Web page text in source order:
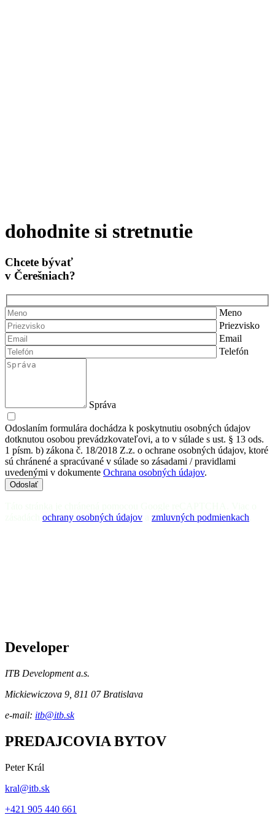
dohodnite si stretnutie
Chcete bývať
v Čerešniach?
Meno
Priezvisko
Email
Telefón
Správa
Odoslaním formulára dochádza k poskytnutiu osobných údajov
dotknutou osobou prevádzkovateľovi, a to v súlade s ust. § 13 ods.
1 písm. b) zákona č. 18/2018 Z.z. o ochrane osobných údajov, ktoré
sú chránené a spracúvané v súlade so zásadami / pravidlami
uvedenými v dokumente Ochrana osobných údajov.
Odoslať
ochrany osobných údajov zmluvných podmienkach
Developer
ITB Development a.s.
Mickiewiczova 9, 811 07 Bratislava
e-mail: itb@itb.sk
PREDAJCOVIA BYTOV
Peter Král
kral@itb.sk
+421 905 440 661